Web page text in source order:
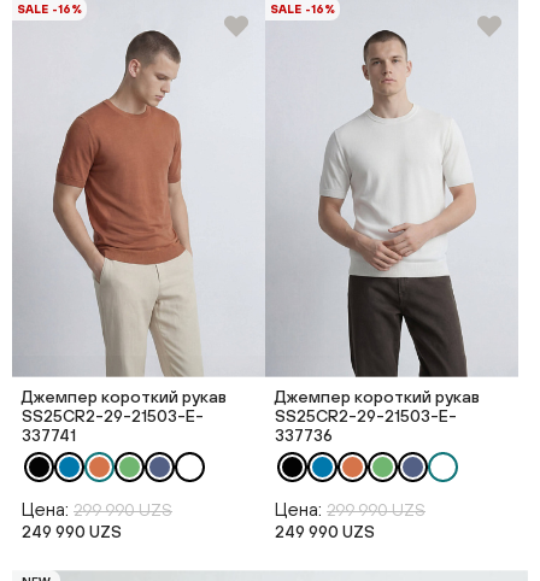
SALE -16%
Джемпер короткий рукав
SS25CR2-29-21503-E-
337741
Цена: 299 990 UZS
249 990 UZS
SALE -16%
Джемпер короткий рукав
SS25CR2-29-21503-E-
337736
Цена: 299 990 UZS
249 990 UZS